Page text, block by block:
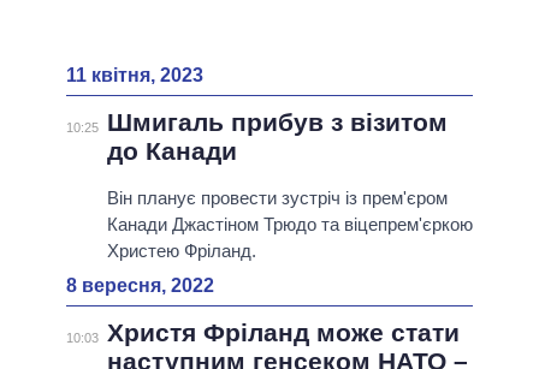
11 квітня, 2023
10:25
Шмигаль прибув з візитом
до Канади
Він планує провести зустріч із прем'єром
Канади Джастіном Трюдо та віцепрем'єркою
Христею Фріланд.
8 вересня, 2022
10:03 Христя Фріланд може стати
наступним генсеком НАТО –